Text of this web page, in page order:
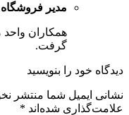
مدیر فروشگاه
همکاران
گرفت.
دیدگاه خود را بنویسید
نشانی ایمیل شما منتشر
علامت‌گذاری شده‌اند *